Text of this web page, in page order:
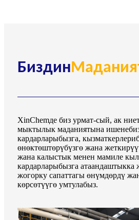
Биздин
XinChemде биз урмат-сый, ак
мыктылык маданиятына
кардарларыбызга,
өнөктөштөрүбүзгө жана
жана калыстык менен мамиле
кардарларыбызга атаандаштыкка
жогорку сапаттагы өнүмдөрдү
көрсөтүүгө умтулабыз.